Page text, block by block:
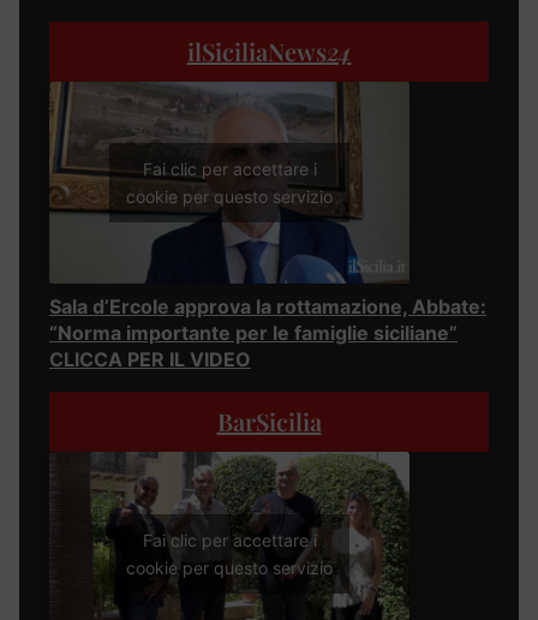
ilSiciliaNews24
Fai clic per accettare i
cookie per questo servizio
Sala d’Ercole approva la rottamazione, Abbate:
“Norma importante per le famiglie siciliane”
CLICCA PER IL VIDEO
BarSicilia
Fai clic per accettare i
cookie per questo servizio